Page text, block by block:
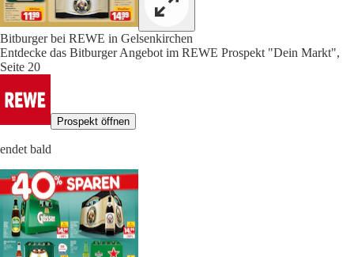
Bitburger bei REWE in Gelsenkirchen
Entdecke das Bitburger Angebot im REWE Prospekt "Dein Markt",
Seite 20
Prospekt öffnen
endet bald